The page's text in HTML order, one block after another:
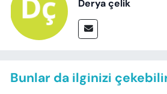
Derya çelik
Bunlar da ilginizi